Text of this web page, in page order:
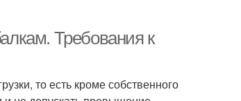
Требования к
то есть кроме собственного